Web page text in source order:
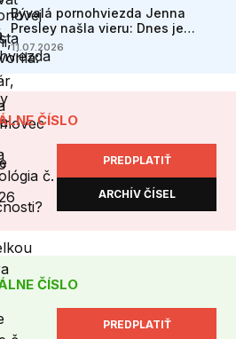
Bývalá pornohviezda Jenna
Presley našla vieru: Dnes je
Brittni De La Mora manželkou
pastora
11.07.2026
ČÍSLO
PREDPLATIŤ
ARCHÍV ČÍSEL
ČÍSLO
PREDPLATIŤ